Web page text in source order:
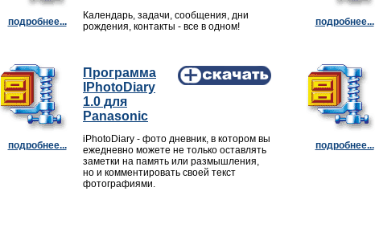
подробнее...
Календарь, задачи, сообщения, дни
рождения, контакты - все в одном!
подробнее...
подробнее...
Программа
IPhotoDiary
1.0 для
Panasonic
iPhotoDiary - фото дневник, в котором вы
ежедневно можете не только оставлять
заметки на память или размышления,
но и комментировать своей текст
фотографиями.
подробнее...